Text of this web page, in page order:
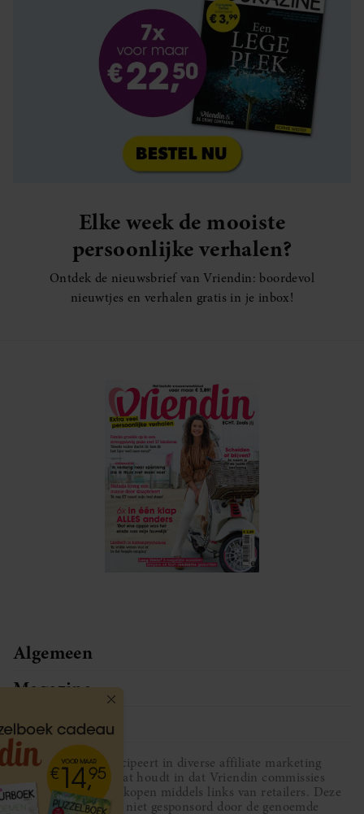
Elke week de mooiste
persoonlijke verhalen?
Ontdek de nieuwsbrief van Vriendin: boordevol
nieuwtjes en verhalen gratis in je inbox!
Algemeen
Magazine
Service
Vriendin participeert in diverse affiliate marketing
programma’s, dat houdt in dat Vriendin commissies
ontvangt voor aankopen middels links van retailers. Deze
website wordt niet gesponsord door de genoemde